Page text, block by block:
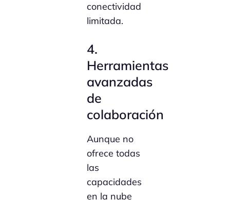
conectividad
limitada.
4.
Herramientas
avanzadas
de
colaboración
Aunque no
ofrece todas
las
capacidades
en la nube